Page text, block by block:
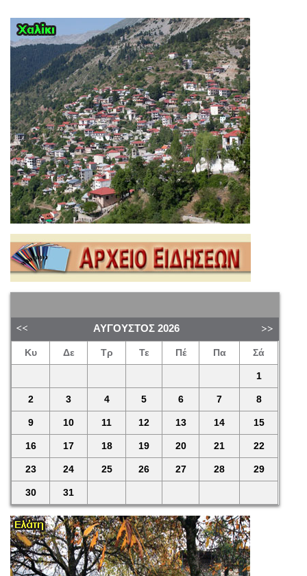
ΑΎΓΟΥΣΤΟΣ 2026
Κυ Δε Τρ Τε Πέ Πα Σά
1
2 3 4 5 6 7 8
9 10 11 12 13 14 15
16 17 18 19 20 21 22
23 24 25 26 27 28 29
30 31